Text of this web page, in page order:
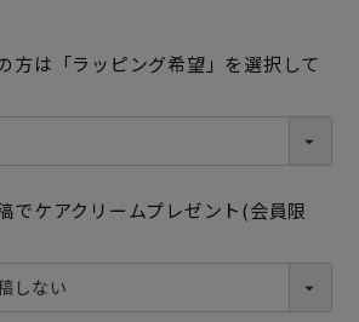
方は「ラッピング希望」を選択して
でケアクリームプレゼント(会員限